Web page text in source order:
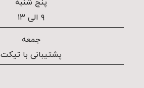
پنج شنبه
۹ الی ۱۳
جمعه
پشتیبانی با تیکت